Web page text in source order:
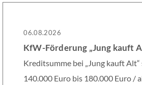
06.08.2026
Kreditsumme bei „Jung kauft
140.000 Euro bis 180.000 Euro /